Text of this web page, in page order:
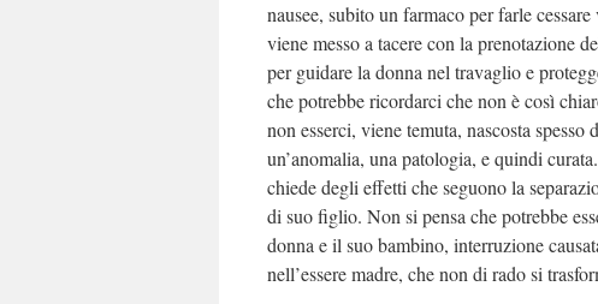
nausee, subito un farmaco per farle
viene messo a tacere con la prenotazione
per guidare la donna nel travaglio e
che potrebbe ricordarci che non è così
non esserci, viene temuta, nascosta spesso
un’anomalia, una patologia, e quindi
chiede degli effetti che seguono la
di suo figlio. Non si pensa che potrebbe
donna e il suo bambino, interruzione
nell’essere madre, che non di rado si